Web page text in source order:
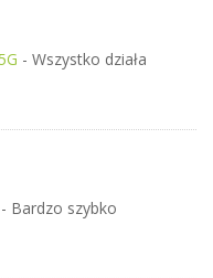
- Wszystko działa
Bardzo szybko